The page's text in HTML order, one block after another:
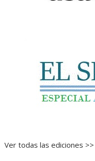
Ver todas las ediciones >>